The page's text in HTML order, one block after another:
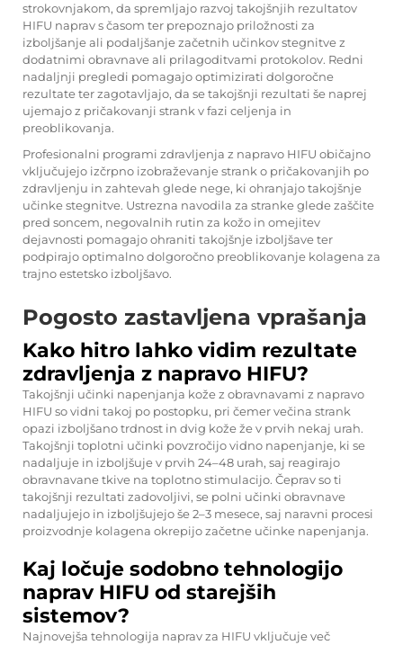
strokovnjakom, da spremljajo razvoj takojšnjih rezultatov
HIFU naprav s časom ter prepoznajo priložnosti za
izboljšanje ali podaljšanje začetnih učinkov stegnitve z
dodatnimi obravnave ali prilagoditvami protokolov. Redni
nadaljnji pregledi pomagajo optimizirati dolgoročne
rezultate ter zagotavljajo, da se takojšnji rezultati še naprej
ujemajo z pričakovanji strank v fazi celjenja in
preoblikovanja.
Profesionalni programi zdravljenja z napravo HIFU običajno
vključujejo izčrpno izobraževanje strank o pričakovanjih po
zdravljenju in zahtevah glede nege, ki ohranjajo takojšnje
učinke stegnitve. Ustrezna navodila za stranke glede zaščite
pred soncem, negovalnih rutin za kožo in omejitev
dejavnosti pomagajo ohraniti takojšnje izboljšave ter
podpirajo optimalno dolgoročno preoblikovanje kolagena za
trajno estetsko izboljšavo.
Pogosto zastavljena vprašanja
Kako hitro lahko vidim rezultate
zdravljenja z napravo HIFU?
Takojšnji učinki napenjanja kože z obravnavami z napravo
HIFU so vidni takoj po postopku, pri čemer večina strank
opazi izboljšano trdnost in dvig kože že v prvih nekaj urah.
Takojšnji toplotni učinki povzročijo vidno napenjanje, ki se
nadaljuje in izboljšuje v prvih 24–48 urah, saj reagirajo
obravnavane tkive na toplotno stimulacijo. Čeprav so ti
takojšnji rezultati zadovoljivi, se polni učinki obravnave
nadaljujejo in izboljšujejo še 2–3 mesece, saj naravni procesi
proizvodnje kolagena okrepijo začetne učinke napenjanja.
Kaj ločuje sodobno tehnologijo
naprav HIFU od starejših
sistemov?
Najnovejša tehnologija naprav za HIFU vključuje več